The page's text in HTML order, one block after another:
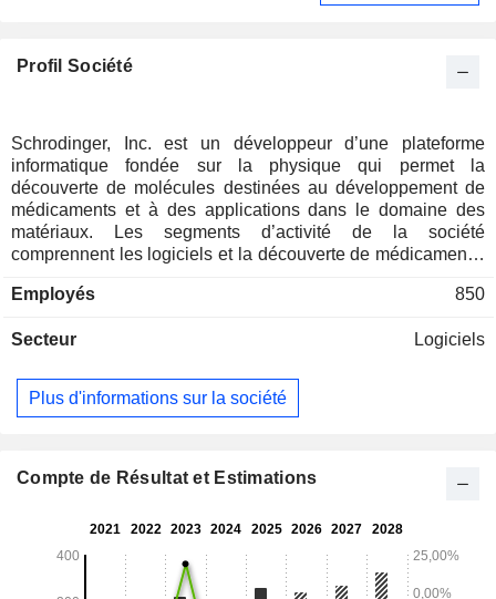
Profil Société
Schrodinger, Inc. est un développeur d’une plateforme
informatique fondée sur la physique qui permet la
découverte de molécules destinées au développement de
médicaments et à des applications dans le domaine des
matériaux. Les segments d’activité de la société
comprennent les logiciels et la découverte de médicaments.
visant à transformer la découverte de médicaments dans
clients issus des industries des sciences des matériaux. Le
constitution d’un portefeuille de programmes de
médicaments en phase préclinique et clinique, tant en
des molécules d'eau occupant le site de liaison d'une
FEP+, un logiciel de calcul d'énergie libre pouvant être
liaison forte connues antérieurement, afin d'identifier des
molécules puissantes non disponibles dans les collections
Employés 850
Secteur Logiciels
Plus d'informations sur la société
Compte de Résultat et Estimations